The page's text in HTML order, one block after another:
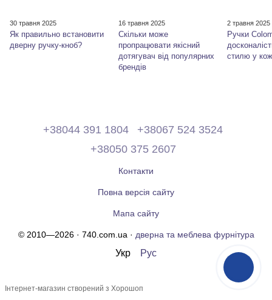
30 травня 2025
Як правильно встановити
дверну ручку-кноб?
16 травня 2025
Скільки може
пропрацювати якісний
дотягувач від популярних
брендів
2 травня 2025
Ручки
стилю у
+38044 391 1804
+38067 524 3524
+38050 375 2607
Контакти
Повна версія сайту
Мапа сайту
© 2010—2026 · 740.com.ua · дверна та меблева фурнітура
Укр Рус
Інтернет-магазин створений з Хорошоп